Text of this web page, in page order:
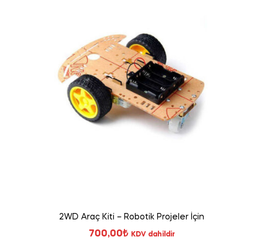
2WD Araç Kiti – Robotik Projeler İçin
700,00₺ KDV dahildir